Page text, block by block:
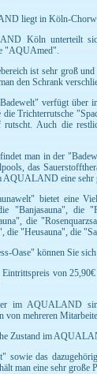
liegt in Köln-
Köln unterteilt
"AQUAmed".
ist sehr groß
den Schrank
verfügt über
die Trichterrutsche
rutscht. Auch die
man in der
das
AQUALAND eine sehr
bietet eine
"Banjasauna", die
die
die "Heusauna", die
Oase" können Sie
Eintrittspreis von
im AQUALAND
von mehreren
Zustand im
sowie das
man eine sehr große